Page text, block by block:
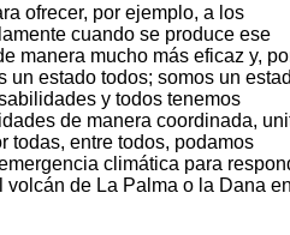
ofrecer, por ejemplo, a los
cuando se produce ese
manera mucho más eficaz y,
un estado todos; somos un
y todos tenemos
de manera coordinada,
todas, entre todos, podamos
climática para
de La Palma o la Dana en